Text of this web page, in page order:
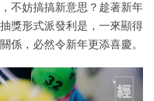
不妨搞搞新意思？趁著新年
獎形式派發利是，一來顯得
係，必然令新年更添喜慶。